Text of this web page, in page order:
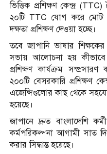
ভিত্তিক প্রশিক্ষণ কেন্দ্র
২০টি TTC যোগ করে মোট
দক্ষতা প্রশিক্ষণ দেওয়া হচ্ছে।
তবে জাপানি ভাষার
সভায় আলোচনা হয়
প্রশিক্ষণ কার্যক্রম
২০০টি বেসরকারি প্রশিক্ষণ
এজেন্সিগুলোর কাছ থেকে
হয়েছে।
জাপানে দ্রুত বাংলাদেশি
কর্মপরিকল্পনা আগামী সাত
করার সিদ্ধান্ত হয়েছে।